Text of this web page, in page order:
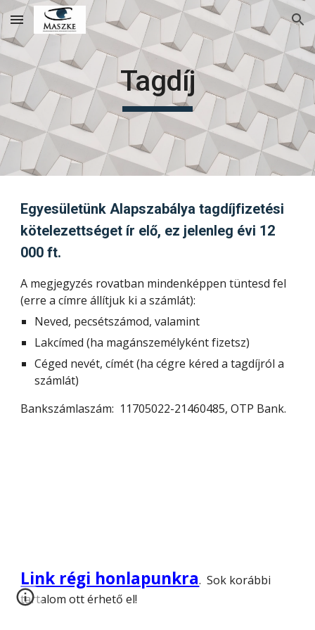
Skip to main content Skip to navigation
Tagdíj
Egyesületünk Alapszabálya tagdíjfizetési
kötelezettséget ír elő, ez jelenleg évi 12
000 ft.
A megjegyzés rovatban mindenképpen tüntesd fel
(erre a címre állítjuk ki a számlát):
Neved, pecsétszámod, valamint
Lakcímed (ha magánszemélyként fizetsz)
Céged nevét, címét (ha cégre kéred a tagdíjról a
számlát)
Bankszámlaszám: 11705022-21460485, OTP Bank.
Link régi honlapunkra. Sok korábbi
tartalom ott érhető el!